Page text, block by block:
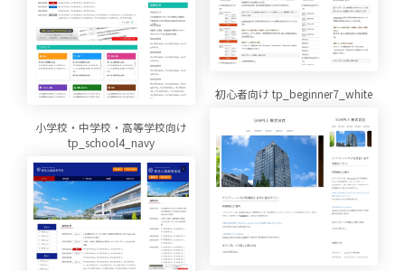
初心者向け tp_beginner7_white
小学校・中学校・高等学校向け
tp_school4_navy